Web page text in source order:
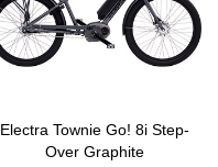
Electra Townie Go! 8i Step-
Over Graphite